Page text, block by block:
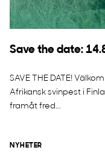
Save the date:
SAVE THE DATE!
Afrikansk svinpest i
framåt fred...
NYHETER